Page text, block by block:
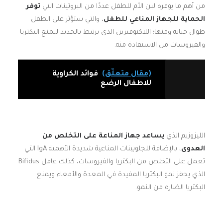
من أهم ما يوفره لبن الأم للطفل عددًا من البروتينات التي توفر
الحماية للجهاز المناعي للطفل، والتي ستؤثر على الطفل
طوال حياته ومنها؛ اللاكتوفيرين الذي يرتبط بالحديد ليمنع البكتريا
والفيروسات من الاستفادة منه.
(مقال متعلّق)
فوائد الكراوية
للاطفال الرضع
الليزوزيم الذي يساعد جهاز المناعة على التخلص من
العدوى
، بالإضافة للجلوبينات المناعية شديدة الأهمية IgA التي
تعمل على التخلص من البكتريا والفيروسات، كذلك عامل Bifidus
الذي يحفز نمو البكتريا المفيدة في المعدة والأمعاء ويمنع
البكتريا الضارة من النمو.